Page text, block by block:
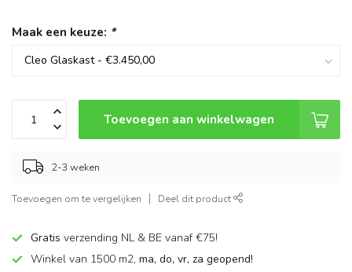
Maak een keuze: *
Toevoegen aan winkelwagen
2-3 weken
Toevoegen om te vergelijken Deel dit product
Gratis verzending NL & BE vanaf €75!
Winkel van 1500 m2, ma, do, vr, za geopend!